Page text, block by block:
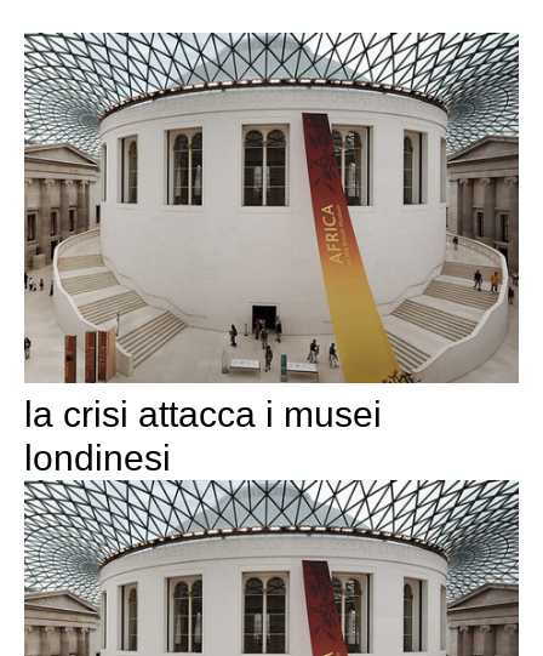
la crisi attacca i musei
londinesi